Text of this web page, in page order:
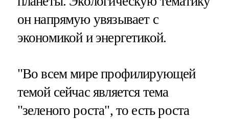
он напрямую увязывает с
экономикой и энергетикой.
"Во всем мире профилирующей
темой сейчас является тема
"зеленого роста", то есть роста